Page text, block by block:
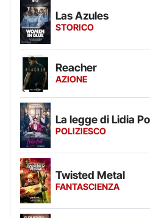
Las Azules
STORICO
Reacher
AZIONE
La legge di Lidia
POLIZIESCO
Twisted Metal
FANTASCIENZA